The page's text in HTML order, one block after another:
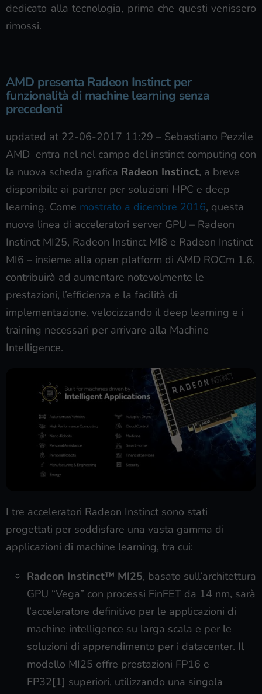
dedicato alla tecnologia, prima che questi venissero
rimossi.
AMD presenta Radeon Instinct per
funzionalità di machine learning senza
precedenti
updated at 22-06-2017 11:29 – Sebastiano Pezzile
AMD entra nel nel campo del instinct computing con
la nuova scheda grafica Radeon Instinct, a breve
disponibile ai partner per soluzioni HPC e deep
learning. Come mostrato a dicembre 2016, questa
nuova linea di acceleratori server GPU – Radeon
Instinct MI25, Radeon Instinct MI8 e Radeon Instinct
MI6 – insieme alla open platform di AMD ROCm 1.6,
contribuirà ad aumentare notevolmente le
prestazioni, l’efficienza e la facilità di
implementazione, velocizzando il deep learning e i
training necessari per arrivare alla Machine
Intelligence.
I tre acceleratori Radeon Instinct sono stati
progettati per soddisfare una vasta gamma di
applicazioni di machine learning, tra cui:
Radeon Instinct™ MI25, basato sull’architettura
GPU “Vega” con processi FinFET da 14 nm, sarà
l’acceleratore definitivo per le applicazioni di
machine intelligence su larga scala e per le
soluzioni di apprendimento per i datacenter. Il
modello MI25 offre prestazioni FP16 e
FP32[1] superiori, utilizzando una singola